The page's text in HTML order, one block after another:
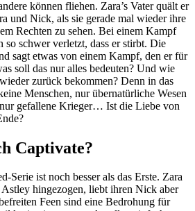
können fliehen. Zara’s Vater quält er
und Nick, als sie gerade mal wieder ihre
Rechten zu sehen. Bei einem Kampf
schwer verletzt, dass er stirbt. Die
sagt etwas von einem Kampf, den er für
soll das nur alles bedeuten? Und wie
zurück bekommen? Denn in das
Menschen, nur übernatürliche Wesen
gefallene Krieger… Ist die Liebe von
Captivate?
Serie ist noch besser als das Erste. Zara
hingezogen, liebt ihren Nick aber
Feen sind eine Bedrohung für